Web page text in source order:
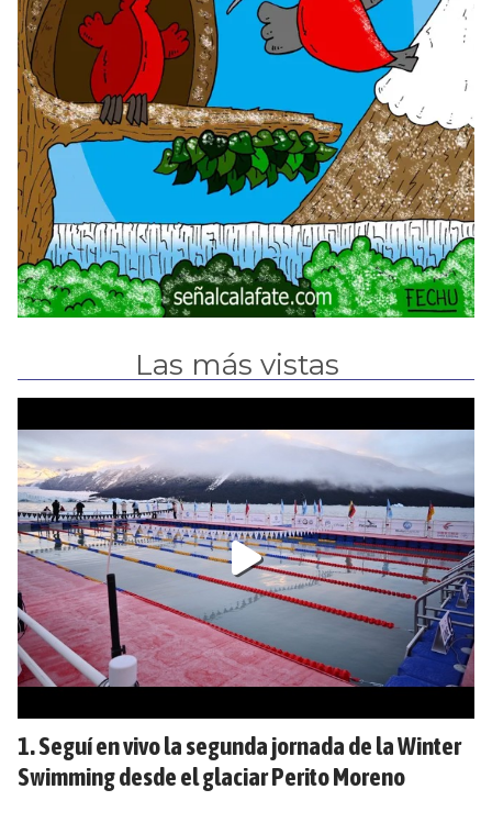
Las más vistas
Seguí en vivo la segunda jornada de la Winter
Swimming desde el glaciar Perito Moreno